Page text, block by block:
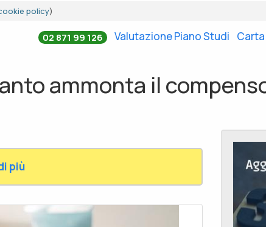
policy)
02 871 99 126 Valutazione Piano Studi
ammonta il
più